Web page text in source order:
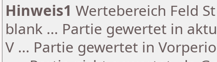
Hinweis1 Wertebereich Feld
blank ... Partie gewertet in
V ... Partie gewertet in